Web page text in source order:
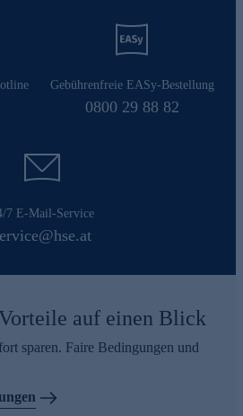
Gebührenfreie EASy-Bestellung
0800 29 88 82
7 E-Mail-Service
auf einen Blick
sparen. Faire Bedingungen und